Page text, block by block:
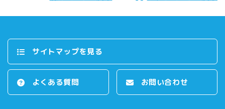
サイトマップを⾒る
よくある質問 お問い合わせ